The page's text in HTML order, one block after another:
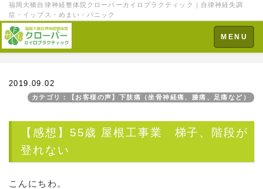
福岡大橋自律神経整体院クローバーカイロプラクティック｜自律神経失調
症・イップス・めまい・パニック
Toggle
navigation
MENU
2019.09.02
カテゴリ：【お客様の声】下肢痛（坐骨神経痛、膝痛、足痛など）
【感想】55歳 屋根工事業 梯子、階段が
登れない
こんにちわ。